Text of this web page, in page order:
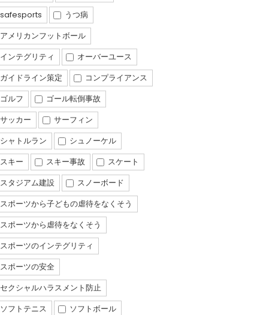
safesports
うつ病
アメリカンフットボール
インテグリティ
オーバーユース
ガイドライン策定
コンプライアンス
ゴルフ
ゴール転倒事故
サッカー
サーフィン
シャトルラン
シュノーケル
スキー
スキー事故
スケート
スタジアム建設
スノーボード
スポーツから子どもの虐待をなくそう
スポーツから虐待をなくそう
スポーツのインテグリティ
スポーツの安全
セクシャルハラスメント防止
ソフトテニス
ソフトボール